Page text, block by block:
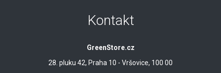
Kontakt
GreenStore.cz
28. pluku 42, Praha 10 - Vršovice, 100 00